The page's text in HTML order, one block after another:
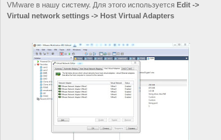
VMware в нашу систему. Для этого используется Edit ->
Virtual network settings -> Host Virtual Adapters